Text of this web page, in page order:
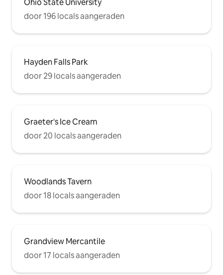
door 196 locals aangeraden
Hayden Falls Park
door 29 locals aangeraden
Graeter's Ice Cream
door 20 locals aangeraden
Woodlands Tavern
door 18 locals aangeraden
Grandview Mercantile
door 17 locals aangeraden